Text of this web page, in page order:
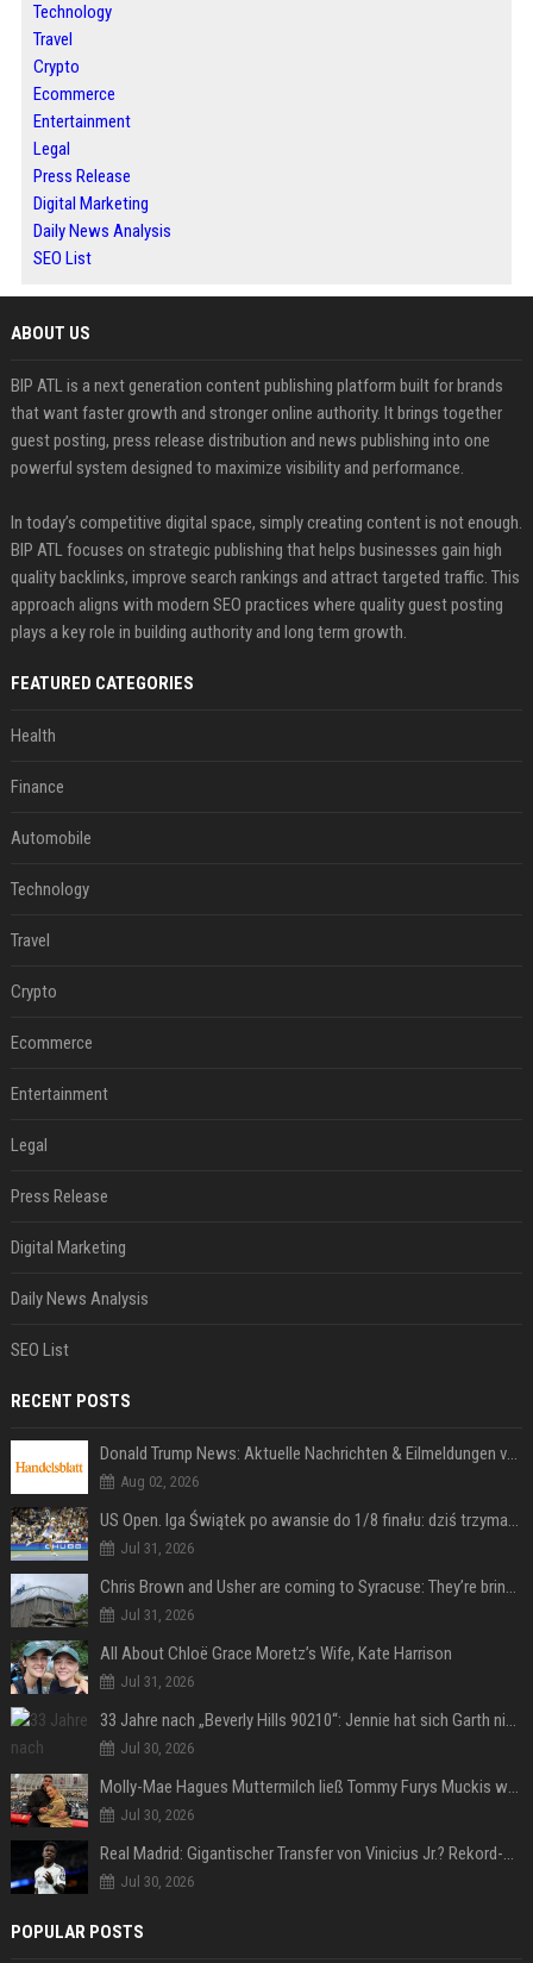
Technology
Travel
Crypto
Ecommerce
Entertainment
Legal
Press Release
Digital Marketing
Daily News Analysis
SEO List
ABOUT US
BIP ATL is a next generation content publishing platform built for brands
that want faster growth and stronger online authority. It brings together
guest posting, press release distribution and news publishing into one
powerful system designed to maximize visibility and performance.
In today’s competitive digital space, simply creating content is not enough.
BIP ATL focuses on strategic publishing that helps businesses gain high
quality backlinks, improve search rankings and attract targeted traffic. This
approach aligns with modern SEO practices where quality guest posting
plays a key role in building authority and long term growth.
FEATURED CATEGORIES
Health
Finance
Automobile
Technology
Travel
Crypto
Ecommerce
Entertainment
Legal
Press Release
Digital Marketing
Daily News Analysis
SEO List
RECENT POSTS
Donald Trump News: Aktuelle Nachrichten & Eilmeldungen von heute zum US-Präsidenten.
Aug 02, 2026
US Open. Iga Świątek po awansie do 1/8 finału: dziś trzymałam poziom
Jul 31, 2026
Chris Brown and Usher are coming to Syracuse: They’re bringing lots of traffic with them
Jul 31, 2026
All About Chloë Grace Moretz’s Wife, Kate Harrison
Jul 31, 2026
33 Jahre nach „Beverly Hills 90210“: Jennie hat sich Garth nicht verändert
Jul 30, 2026
Molly-Mae Hagues Muttermilch ließ Tommy Furys Muckis wachsen
Jul 30, 2026
Real Madrid: Gigantischer Transfer von Vinicius Jr.? Rekord-Zahlen stehen im Raum!
Jul 30, 2026
POPULAR POSTS